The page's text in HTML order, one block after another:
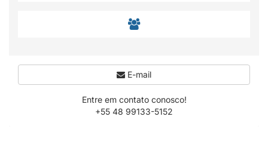
E-mail
Entre em contato conosco!
+55 48 99133-5152